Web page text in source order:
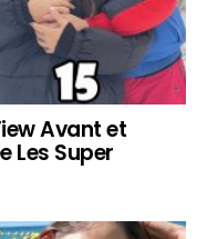
Avant et
Les Super